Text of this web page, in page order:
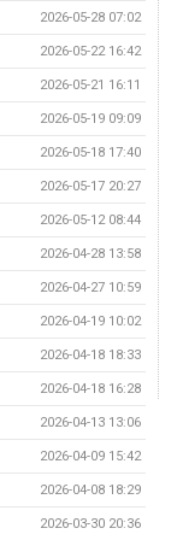
2026-05-28 07:02
2026-05-22 16:42
2026-05-21 16:11
2026-05-19 09:09
2026-05-18 17:40
2026-05-17 20:27
2026-05-12 08:44
2026-04-28 13:58
2026-04-27 10:59
2026-04-19 10:02
2026-04-18 18:33
2026-04-18 16:28
2026-04-13 13:06
2026-04-09 15:42
2026-04-08 18:29
2026-03-30 20:36